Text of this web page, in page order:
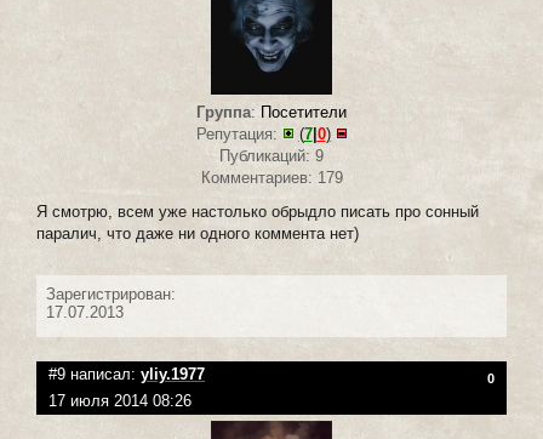
Группа: Посетители
Репутация:
(7| 0)
Публикаций: 9
Комментариев: 179
Я смотрю, всем уже настолько обрыдло писать про сонный
паралич, что даже ни одного коммента нет)
Зарегистрирован:
17.07.2013
#9 написал: yliy.1977 0
17 июля 2014 08:26